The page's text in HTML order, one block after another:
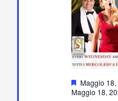
Segnalati
Maggio
Maggio 18,